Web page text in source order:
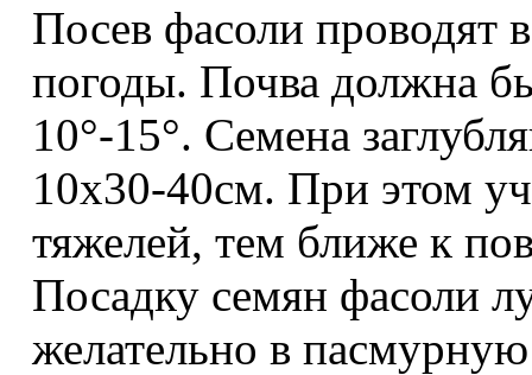
Посев фасоли проводят
погоды. Почва должна
10°-15°. Семена
10х30-40см. При этом
тяжелей, тем ближе к
Посадку семян фасоли
желательно в